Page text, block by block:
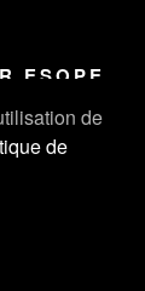
de
de
ESOPE